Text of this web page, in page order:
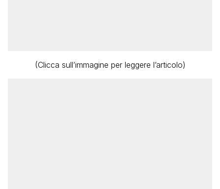
(Clicca sull’immagine per leggere l’articolo)